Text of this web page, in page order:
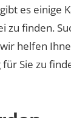
es einige
zu finden.
helfen
Sie zu